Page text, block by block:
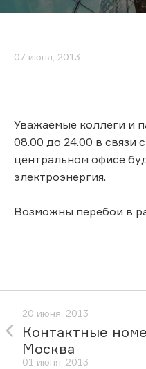
07 июня, 2013
Уважаемые коллеги и
08.00 до 24.00 в связи
центральном офисе
электроэнергия.
Возможны перебои в
20 июня, 2013
Контактные
Москва
01 июня, 2013